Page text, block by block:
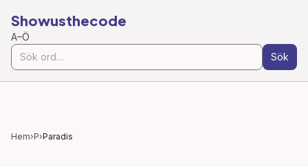
Showusthecode
A–Ö
Sök
Hem›P›Paradis